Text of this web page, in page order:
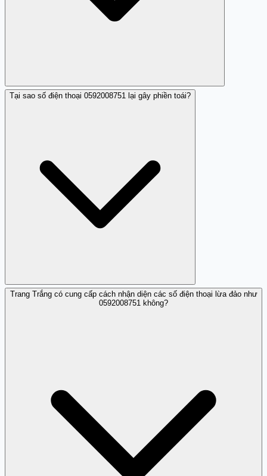
Dựa trên phản hồi, số này không được nhận định là hợp
Tại sao số điện thoại 0592008751 lại gây phiền toái?
Vì thường xuyên gọi điện liên tục và có hành vi lừa đảo,
Trang Trắng có cung cấp cách nhận diện các số điện thoại lừa đảo như
0592008751 không?